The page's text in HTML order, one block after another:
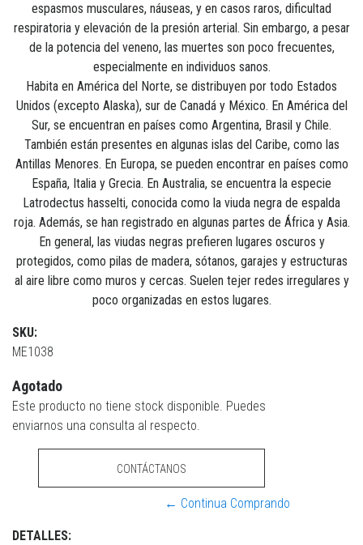
espasmos musculares, náuseas, y en casos raros, dificultad
respiratoria y elevación de la presión arterial. Sin embargo, a pesar
de la potencia del veneno, las muertes son poco frecuentes,
especialmente en individuos sanos.
Habita en América del Norte, se distribuyen por todo Estados
Unidos (excepto Alaska), sur de Canadá y México. En América del
Sur, se encuentran en países como Argentina, Brasil y Chile.
También están presentes en algunas islas del Caribe, como las
Antillas Menores. En Europa, se pueden encontrar en países como
España, Italia y Grecia. En Australia, se encuentra la especie
Latrodectus hasselti, conocida como la viuda negra de espalda
roja. Además, se han registrado en algunas partes de África y Asia.
En general, las viudas negras prefieren lugares oscuros y
protegidos, como pilas de madera, sótanos, garajes y estructuras
al aire libre como muros y cercas. Suelen tejer redes irregulares y
poco organizadas en estos lugares.
SKU:
ME1038
Agotado
Este producto no tiene stock disponible. Puedes
enviarnos una consulta al respecto.
CONTÁCTANOS
← Continua Comprando
DETALLES: